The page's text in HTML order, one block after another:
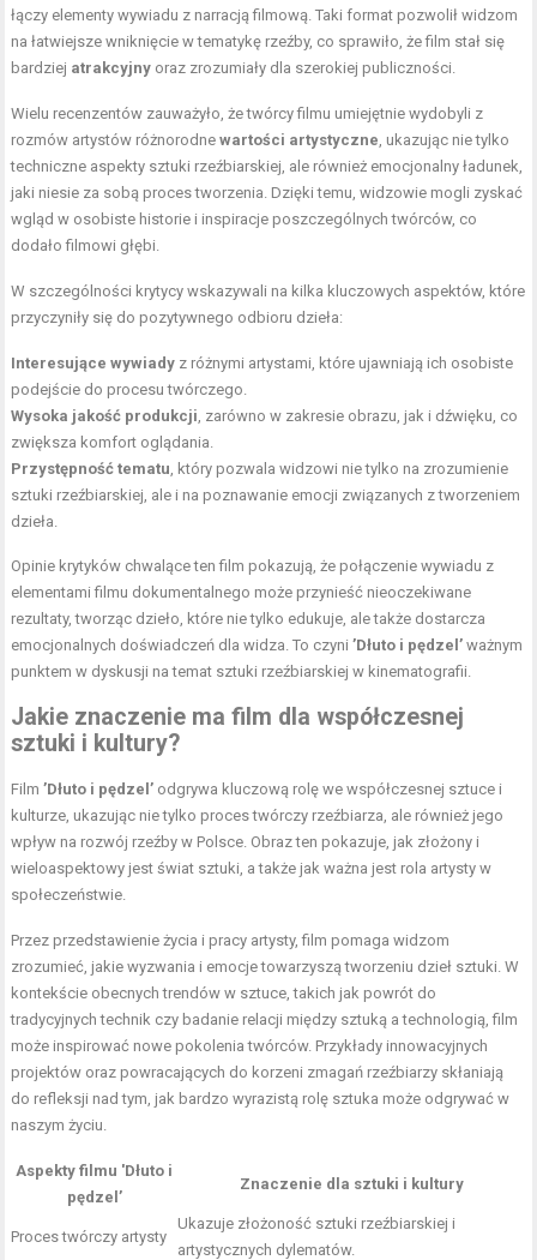
łączy elementy wywiadu z narracją filmową. Taki format pozwolił widzom
na łatwiejsze wniknięcie w tematykę rzeźby, co sprawiło, że film stał się
bardziej atrakcyjny oraz zrozumiały dla szerokiej publiczności.
Wielu recenzentów zauważyło, że twórcy filmu umiejętnie wydobyli z
rozmów artystów różnorodnewartości artystyczne , ukazując nie tylko
techniczne aspekty sztuki rzeźbiarskiej, ale również emocjonalny ładunek,
jaki niesie za sobą proces tworzenia. Dzięki temu, widzowie mogli zyskać
wgląd w osobiste historie i inspiracje poszczególnych twórców, co
dodało filmowi głębi.
W szczególności krytycy wskazywali na kilka kluczowych aspektów, które
przyczyniły się do pozytywnego odbioru dzieła:
Interesujące wywiady z różnymi artystami, które ujawniają ich osobiste
podejście do procesu twórczego.
Wysoka jakość produkcji , zarówno w zakresie obrazu, jak i dźwięku, co
zwiększa komfort oglądania.
Przystępność tematu , który pozwala widzowi nie tylko na zrozumienie
sztuki rzeźbiarskiej, ale i na poznawanie emocji związanych z tworzeniem
dzieła.
Opinie krytyków chwalące ten film pokazują, że połączenie wywiadu z
elementami filmu dokumentalnego może przynieść nieoczekiwane
rezultaty, tworząc dzieło, które nie tylko edukuje, ale także dostarcza
emocjonalnych doświadczeń dla widza. To czyni’Dłuto i pędzel’ ważnym
punktem w dyskusji na temat sztuki rzeźbiarskiej w kinematografii.
Jakie znaczenie ma film dla współczesnej
sztuki i kultury?
Film’Dłuto i pędzel’ odgrywa kluczową rolę we współczesnej sztuce i
kulturze, ukazując nie tylko proces twórczy rzeźbiarza, ale również jego
wpływ na rozwój rzeźby w Polsce. Obraz ten pokazuje, jak złożony i
wieloaspektowy jest świat sztuki, a także jak ważna jest rola artysty w
społeczeństwie.
Przez przedstawienie życia i pracy artysty, film pomaga widzom
zrozumieć, jakie wyzwania i emocje towarzyszą tworzeniu dzieł sztuki. W
kontekście obecnych trendów w sztuce, takich jak powrót do
tradycyjnych technik czy badanie relacji między sztuką a technologią, film
może inspirować nowe pokolenia twórców. Przykłady innowacyjnych
projektów oraz powracających do korzeni zmagań rzeźbiarzy skłaniają
do refleksji nad tym, jak bardzo wyrazistą rolę sztuka może odgrywać w
naszym życiu.
Aspekty filmu 'Dłuto i
pędzel’
Znaczenie dla sztuki i kultury
Proces twórczy artysty
Ukazuje złożoność sztuki rzeźbiarskiej i
artystycznych dylematów.